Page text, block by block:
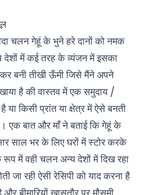
चलन गेहूं के भुने हरे दानों को नमक
देशों में कई तरह के व्यंजन में इसका
बनी तीखी ऊँमी जिसे मैंने अपने
है की वास्तव में एक समुदाय /
या किसी प्रांत या क्षेत्र में ऐसे बनती
एक बात और माँ ने बताई कि गेहूं के
साल भर के लिए घरों में स्टोर करके
में वही चलन अन्य देशों में दिख रहा
जा रही ऐसी रेसिपी को याद करना है